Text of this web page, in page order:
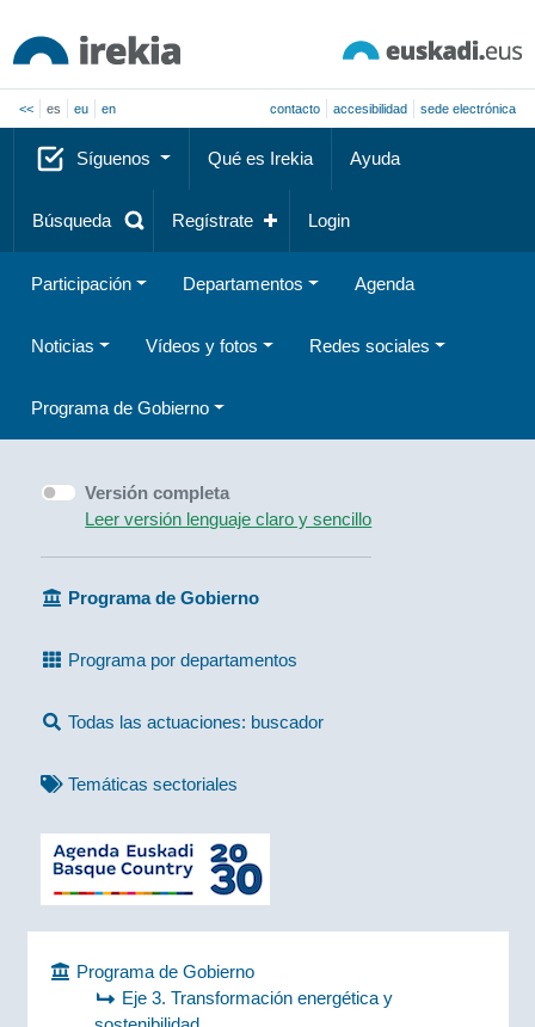
<< es eu en contacto accesibilidad sede electrónica
Síguenos Qué es Irekia Ayuda
Búsqueda Regístrate Login
Participación Departamentos Agenda
Noticias Vídeos y fotos Redes sociales
Programa de Gobierno
Versión completa
Leer versión lenguaje claro y sencillo
Programa de Gobierno
Programa por departamentos
Todas las actuaciones: buscador
Temáticas sectoriales
Programa de Gobierno
Eje 3. Transformación energética y